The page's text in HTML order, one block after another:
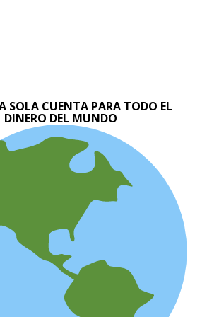
SOLA CUENTA PARA TODO EL
DINERO DEL MUNDO